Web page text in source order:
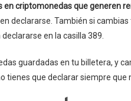
en criptomonedas que generen
declararse. También si
en la casilla 389.
guardadas en tu billetera, y
tienes que declarar siempre que